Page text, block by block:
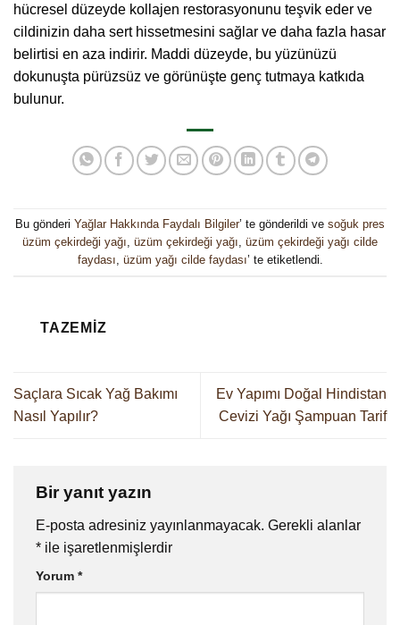
hücresel düzeyde kollajen restorasyonunu teşvik eder ve
cildinizin daha sert hissetmesini sağlar ve daha fazla hasar
belirtisi en aza indirir. Maddi düzeyde, bu yüzünüzü
dokunuşta pürüzsüz ve görünüşte genç tutmaya katkıda
bulunur.
Bu gönderi Yağlar Hakkında Faydalı Bilgiler’ te gönderildi ve soğuk pres
üzüm çekirdeği yağı üzüm çekirdeği yağı üzüm çekirdeği yağı cilde
faydası üzüm yağı cilde faydası’ te etiketlendi.
TAZEMIZ
Saçlara Sıcak Yağ Bakımı
Nasıl Yapılır?
Ev Yapımı Doğal Hindistan
Cevizi Yağı Şampuan Tarif
Bir yanıt yazın
E-posta adresiniz yayınlanmayacak. Gerekli alanlar
* ile işaretlenmişlerdir
Yorum *